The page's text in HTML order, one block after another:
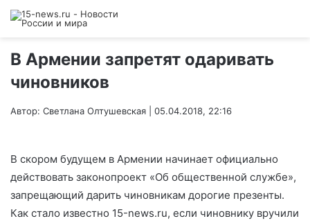
В Армении запретят одаривать
чиновников
Автор: Светлана Олтушевская | 05.04.2018, 22:16
В скором будущем в Армении начинает официально
действовать законопроект «Об общественной службе»,
запрещающий дарить чиновникам дорогие презенты.
Как стало известно 15-news.ru, если чиновнику вручили